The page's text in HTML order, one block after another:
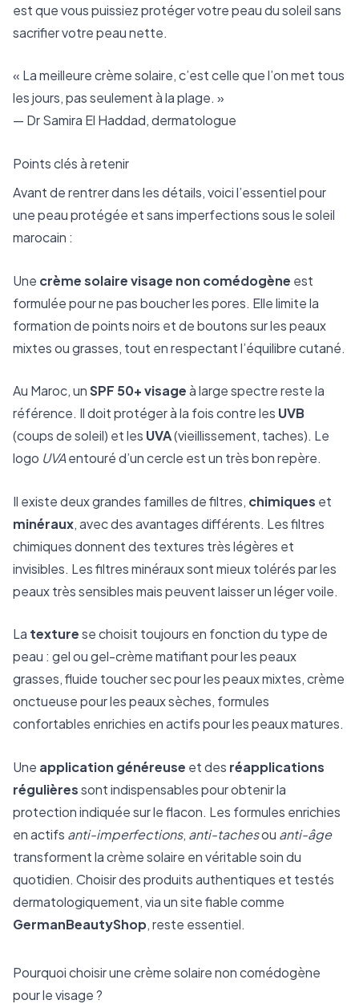
est que vous puissiez protéger votre peau du soleil sans
sacrifier votre peau nette.
« La meilleure crème solaire, c’est celle que l’on met tous
les jours, pas seulement à la plage. »
— Dr Samira El Haddad, dermatologue
Points clés à retenir
Avant de rentrer dans les détails, voici l’essentiel pour
une peau protégée et sans imperfections sous le soleil
marocain :
Une crème solaire visage non comédogène est
formulée pour ne pas boucher les pores. Elle limite la
formation de points noirs et de boutons sur les peaux
mixtes ou grasses, tout en respectant l’équilibre cutané.
Au Maroc, unSPF 50+ visageà large spectre reste la
référence. Il doit protéger à la fois contre les UVB
(coups de soleil) et les UVA(vieillissement, taches). Le
logo UVAentouré d’un cercle est un très bon repère.
Il existe deux grandes familles de filtres, chimiques et
minéraux, avec des avantages différents. Les filtres
chimiques donnent des textures très légères et
invisibles. Les filtres minéraux sont mieux tolérés par les
peaux très sensibles mais peuvent laisser un léger voile.
La texturese choisit toujours en fonction du type de
peau : gel ou gel-crème matifiant pour les peaux
grasses, fluide toucher sec pour les peaux mixtes, crème
onctueuse pour les peaux sèches, formules
confortables enrichies en actifs pour les peaux matures.
Une application généreuse et des réapplications
régulièressont indispensables pour obtenir la
protection indiquée sur le flacon. Les formules enrichies
en actifs anti-imperfections, anti-tachesou anti-âge
transforment la crème solaire en véritable soin du
quotidien. Choisir des produits authentiques et testés
dermatologiquement, via un site fiable comme
GermanBeautyShop, reste essentiel.
Pourquoi choisir une crème solaire non comédogène
pour le visage ?